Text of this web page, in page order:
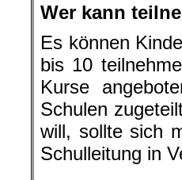
Wer kann
Es können
bis 10
Kurse
Schulen
will, sollte sich
Schulleitung in